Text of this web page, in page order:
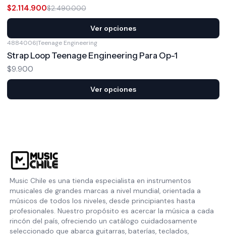
$2.114.900$2.490.000
Ver opciones
4884006|Teenage Engineering
Strap Loop Teenage Engineering Para Op-1
$9.900
Ver opciones
Music Chile es una tienda especialista en instrumentos
musicales de grandes marcas a nivel mundial, orientada a
músicos de todos los niveles, desde principiantes hasta
profesionales. Nuestro propósito es acercar la música a cada
rincón del país, ofreciendo un catálogo cuidadosamente
seleccionado que abarca guitarras, baterías, teclados,